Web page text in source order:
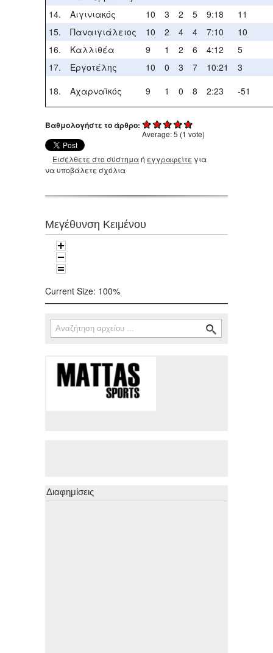
14.
Αιγινιακός 10 3 2 5 9:18
11
15.
Παναιγιάλειος 10 2 4 4 7:10
10
16.
Καλλιθέα 9 1 2 6 4:12
5
17.
Εργοτέλης 10 0 3 7 10:21
3
18.
Αχαρναϊκός 9 1 0 8 2:23 -51
Βαθμολογήστε το άρθρο:
Average:5 (1 vote)
Εισέλθετε στο σύστημαή εγγραφείτε για
να υποβάλετε σχόλια
Μεγέθυνση Κειμένου
Current Size: 100%
Φόρμα αναζήτησης
Αναζήτηση
Διαφημίσεις